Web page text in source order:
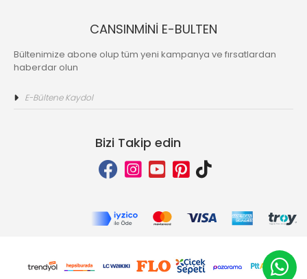
CANSINMİNİ E-BULTEN
Bültenimize abone olup tüm yeni kampanya ve fırsatlardan
haberdar olun
Bizi Takip edin